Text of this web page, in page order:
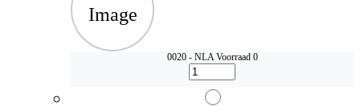
0020 - NLAVoorraad 0